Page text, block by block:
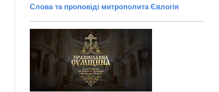
Слова та проповіді митрополита Євлогія